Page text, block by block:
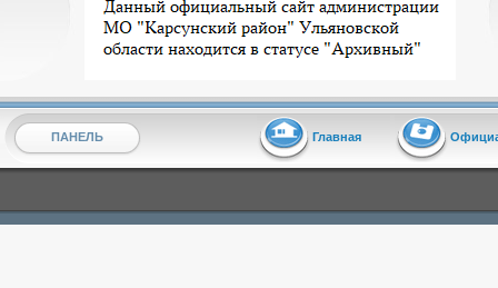
Архивный сайт администрации МО "Карсунский район"
ПАНЕЛЬ Главная